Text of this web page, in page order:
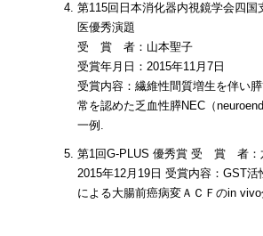
第115回日本消化器内視鏡学会四国
医優秀演題
受 賞 者：山本聖子
受賞年月日：2015年11月7日
受賞内容：繊維性間質増生を伴い
常を認めた乏血性膵NEC（
一例.
第1回G-PLUS 優秀賞 受 賞 者：
2015年12月19日 受賞内容：GST
による大腸前癌病変ＡＣＦのin